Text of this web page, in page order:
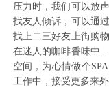
压力时，我们可以放
找友人倾诉，可以通
找上二三好友上街购
在迷人的咖啡香味中
空间，为心情做个
工作中，接受更多来外